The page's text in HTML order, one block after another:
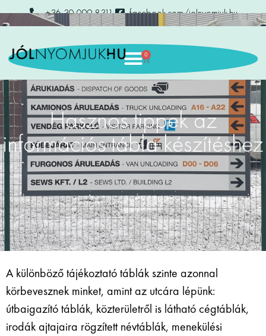
+36 30 099 8311 facebook.com/jolnyomjuk.hu
0
Hasznos tippek az
információs tábla készítéshez
A különböző tájékoztató táblák szinte azonnal
körbevesznek minket, amint az utcára lépünk:
útbaigazító táblák, közterületről is látható cégtáblák,
irodák ajtajaira rögzített névtáblák, menekülési